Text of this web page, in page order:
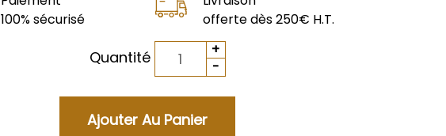
100% sécurisé
offerte dès 250€ H.T.
Quantité